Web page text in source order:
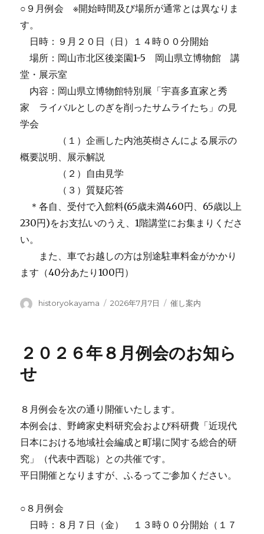
○９月例会 ※開始時間及び場所が通常とは異なりま
す。
日時：９月２０日（日）１４時００分開始
場所：岡山市北区後楽園1-5 岡山県立博物館 講
堂・展示室
内容：岡山県立博物館特別展「宇喜多直家と秀
家 ライバルとしのぎを削ったサムライたち」の見
学会
（１）企画した内池英樹さんによる展示の
概要説明、展示解説
（２）自由見学
（３）質疑応答
＊各自、受付で入館料(65歳未満460円、65歳以上
230円)をお支払いのうえ、1階講堂にお集まりくださ
い。
また、車でお越しの方は別途駐車料金がかかり
ます（40分あたり100円）
投
historyokayama
投
2026年7月7日
カ
ー
催し案内
２０２６年８月例会のお知ら
せ
８月例会を次の通り開催いたします。
本例会は、野﨑家史料研究会および科研費「近現代
日本における地域社会編成と町場に関する総合的研
究」（代表中西聡）との共催です。
平日開催となりますが、ふるってご参加ください。
○８月例会
日時：８月７日（金） １３時００分開始（１７